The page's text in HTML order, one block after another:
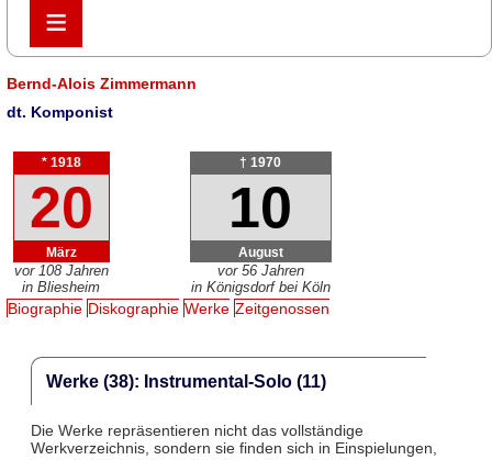
≡
≡
Bernd-Alois Zimmermann
dt. Komponist
* 1918
20
März
vor 108 Jahren
in Bliesheim
† 1970
10
August
vor 56 Jahren
in Königsdorf bei Köln
Biographie Diskographie Werke Zeitgenossen
Werke (38): Instrumental-Solo (11)
Die Werke repräsentieren nicht das vollständige
Werkverzeichnis, sondern sie finden sich in Einspielungen,